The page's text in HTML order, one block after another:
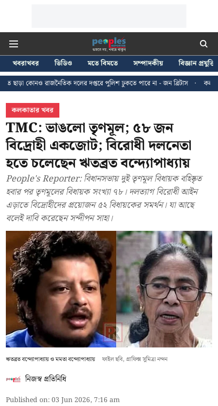
খবরাখবর ভিডিও মতে বিমতে সম্পাদকীয়
বিজ্ঞান প্রযুক্তি
দলের দপ্তরে পুলিশ ঢুকতে পারে না - জন ব্রিটাস
কলকাতায় ২৪ জুলাইয়ের
কলকাতার খবর
TMC: ভাঙলো তৃণমূল; ৫৮ জন
বিদ্রোহী একজোট; বিরোধী দলনেতা
হতে চলেছেন ঋতব্রত বন্দ্যোপাধ্যায়
People's Reporter: বিধানসভায় দুই তৃণমূল বিধায়ক বহিষ্কৃত
হবার পর তৃণমূলের বিধায়ক সংখ্যা ৭৮। দলত্যাগ বিরোধী আইন
এড়াতে বিদ্রোহীদের প্রয়োজন ৫২ বিধায়কের সমর্থন। যা আছে
বলেই দাবি করেছেন সন্দীপন সাহা।
ঋতব্রত বন্দ্যোপাধ্যায় ও মমতা বন্দ্যোপাধ্যায় ফাইল ছবি, গ্রাফিক্স সুমিত্রা নন্দন
নিজস্ব প্রতিনিধি
Published on:03 Jun 2026, 7:16 am